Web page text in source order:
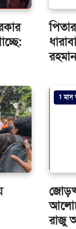
1 মাস
রাজু